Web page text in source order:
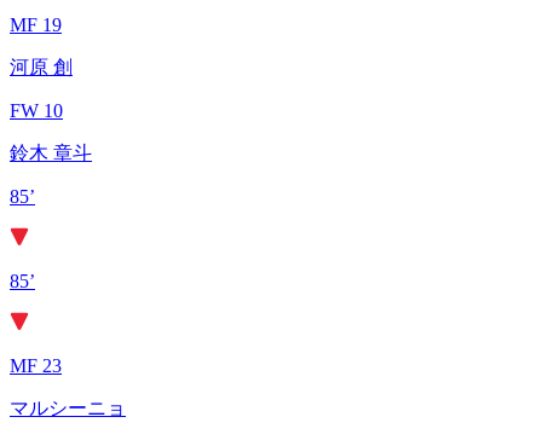
MF 19
河原 創
FW 10
鈴木 章斗
85’
85’
MF 23
マルシーニョ